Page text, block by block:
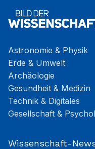
Astronomie & Physik
Erde & Umwelt
Archäologie
Gesundheit & Medizin
Technik & Digitales
Gesellschaft &
Wissenschaft-